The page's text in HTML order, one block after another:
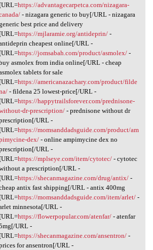
[URL=https://advantagecarpetca.com/nizagara-
- nizagara generic to buy[/URL - nizagara
best price and delivery
[URL=https://mjlaramie.org/antideprin/-
cheapest online[/URL -
[URL=https://jomsabah.com/product/asmolex/-
asmolex from india online[/URL - cheap
tablets for sale
[URL=https://americanazachary.com/product/filde
- fildena 25 lowest-price[/URL -
[URL=https://happytrailsforever.com/prednisone-
dr-prescription/- prednisone without dr
URL -
[URL=https://momsanddadsguide.com/product/am
dex/- online ampimycine dex no
URL -
[URL=https://mplseye.com/item/cytotec/- cytotec
a prescription[/URL -
[URL=https://shecanmagazine.com/drug/antix/-
antix fast shipping[/URL - antix 400mg
[URL=https://momsanddadsguide.com/item/arlet/-
minnesota[/URL -
[URL=https://flowerpopular.com/atenfar/- atenfar
URL -
[URL=https://shecanmagazine.com/ansentron/-
for ansentron[/URL -